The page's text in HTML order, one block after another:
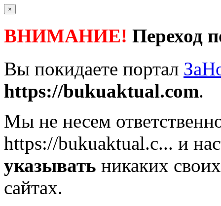
×
ВНИМАНИЕ! Переход
Вы покидаете портал
https://bukuaktual.com.
Мы не несем
https://bukuaktual.c... и
указывать никаких
сайтах.